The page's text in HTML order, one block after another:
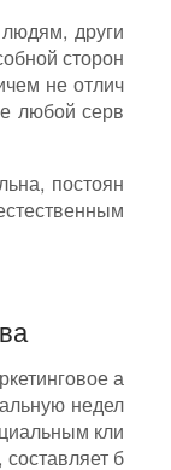
други
сторон
не отлич
любой серв
постоян
а
недел
кли
б